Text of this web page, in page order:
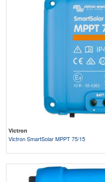
Victron
Victron SmartSolar MPPT 75/15